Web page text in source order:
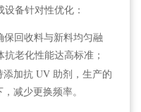
备针对性优化：
保回收料与新料均匀融
老化性能达高标准；
加抗 UV 助剂，生产的
减少更换频率。